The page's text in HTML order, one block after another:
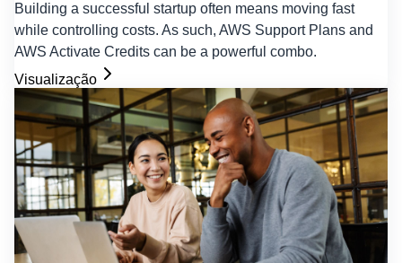
Building a successful startup often means moving fast
while controlling costs. As such, AWS Support Plans and
AWS Activate Credits can be a powerful combo.
Visualização